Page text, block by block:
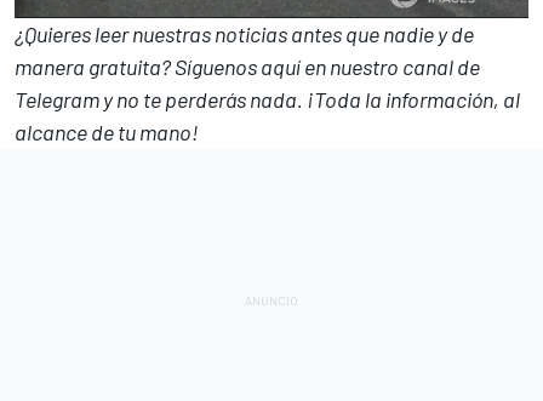
¿Quieres leer nuestras noticias antes que nadie y de
manera gratuita? Síguenosaquí en nuestro canal de
Telegramy no te perderás nada. ¡Toda la información, al
alcance de tu mano!